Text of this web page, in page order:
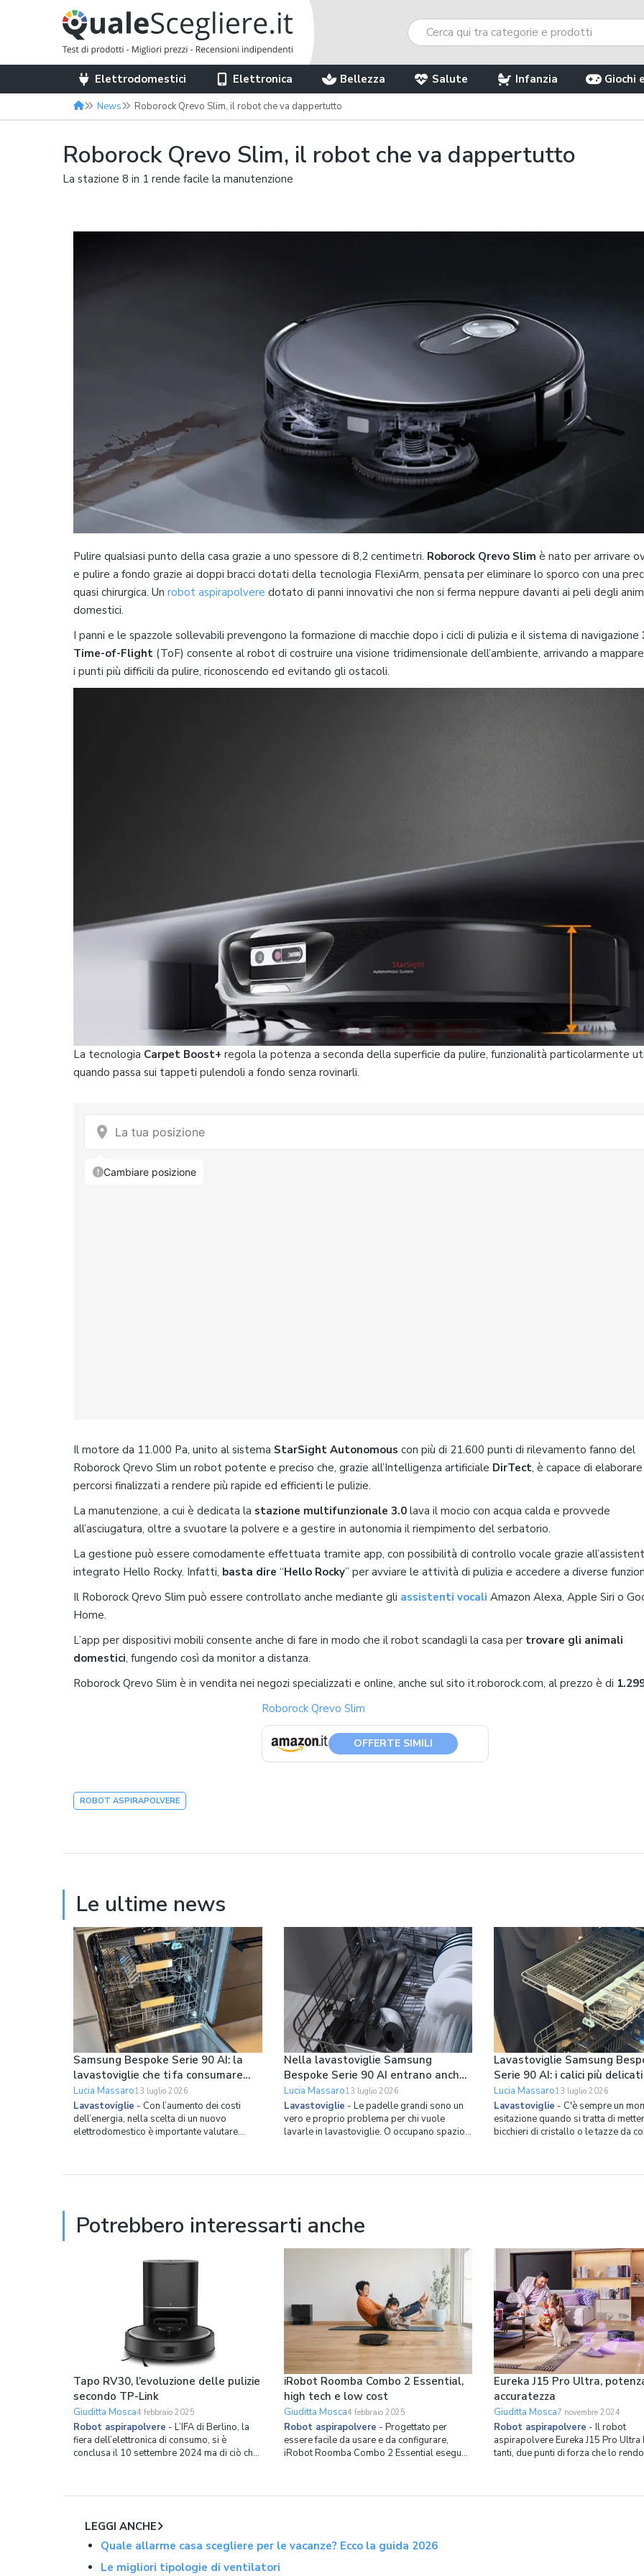
Elettrodomestici Elettronica Bellezza Salute Infanzia Giochi
News Roborock Qrevo Slim, il robot che va dappertutto
Roborock Qrevo Slim, il robot che va dappertutto
La stazione 8 in 1 rende facile la manutenzione
Pulire qualsiasi punto della casa grazie a uno spessore di 8,2 centimetri. Roborock Qrevo Slim è nato per arrivare
e pulire a fondo grazie ai doppi bracci dotati della tecnologia FlexiArm, pensata per eliminare lo sporco con una
quasi chirurgica. Un robot aspirapolvere dotato di panni innovativi che non si ferma neppure davanti ai peli degli
domestici.
I panni e le spazzole sollevabili prevengono la formazione di macchie dopo i cicli di pulizia e il sistema di navigazione
Time-of-Flight (ToF) consente al robot di costruire una visione tridimensionale dell’ambiente, arrivando a
i punti più difficili da pulire, riconoscendo ed evitando gli ostacoli.
La tecnologia Carpet Boost+ regola la potenza a seconda della superficie da pulire, funzionalità particolarmente
quando passa sui tappeti pulendoli a fondo senza rovinarli.
Il motore da 11.000 Pa, unito al sistema StarSight Autonomous con più di 21.600 punti di rilevamento fanno del
Roborock Qrevo Slim un robot potente e preciso che, grazie all’Intelligenza artificiale DirTect, è capace di elaborare
percorsi finalizzati a rendere più rapide ed efficienti le pulizie.
La manutenzione, a cui è dedicata la stazione multifunzionale 3.0 lava il mocio con acqua calda e provvede
all’asciugatura, oltre a svuotare la polvere e a gestire in autonomia il riempimento del serbatorio.
La gestione può essere comodamente effettuata tramite app, con possibilità di controllo vocale grazie
integrato Hello Rocky. Infatti, basta dire “Hello Rocky” per avviare le attività di pulizia e accedere a diverse
Il Roborock Qrevo Slim può essere controllato anche mediante gli assistenti vocali Amazon Alexa, Apple Siri o
Home.
L’app per dispositivi mobili consente anche di fare in modo che il robot scandagli la casa per trovare gli animali
domestici, fungendo così da monitor a distanza.
Roborock Qrevo Slim è in vendita nei negozi specializzati e online, anche sul sito it.roborock.com, al prezzo è di
Roborock Qrevo Slim
OFFERTE SIMILI
ROBOT ASPIRAPOLVERE
Le ultime news
Samsung Bespoke Serie 90 AI: la
lavastoviglie che ti fa consumare
meno ogni giorno
Lucia Massaro13 luglio 2026
Lavastoviglie - Con l’aumento dei costi
dell’energia, nella scelta di un nuovo
elettrodomestico è importante valutare
Nella lavastoviglie Samsung
Bespoke Serie 90 AI entrano anche
le padelle grandi in verticale
Lucia Massaro13 luglio 2026
Lavastoviglie - Le padelle grandi sono un
vero e proprio problema per chi vuole
lavarle in lavastoviglie. O occupano spazio
Lavastoviglie Samsung
Serie 90 AI: i calici più
tazze da collezione hanno il
spazio dedicato
Lucia Massaro13 luglio 2026
Lavastoviglie - C'è sempre un
esitazione quando si tratta di
bicchieri di cristallo o le tazze da
Potrebbero interessarti anche
Tapo RV30, l’evoluzione delle pulizie
secondo TP-Link
Giuditta Mosca4 febbraio 2025
Robot aspirapolvere - L’IFA di Berlino, la
fiera dell’elettronica di consumo, si è
conclusa il 10 settembre 2024 ma di ciò che
iRobot Roomba Combo 2 Essential,
high tech e low cost
Giuditta Mosca4 febbraio 2025
Robot aspirapolvere - Progettato per
essere facile da usare e da configurare,
iRobot Roomba Combo 2 Essential esegue
Eureka J15 Pro Ultra,
accuratezza
Giuditta Mosca7 novembre 2024
Robot aspirapolvere - Il robot
aspirapolvere Eureka J15 Pro Ultra
tanti, due punti di forza che lo
LEGGI ANCHE
Quale allarme casa scegliere per le vacanze? Ecco la guida 2026
Le migliori tipologie di ventilatori